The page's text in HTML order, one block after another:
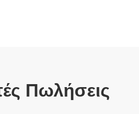
Πωλήσεις